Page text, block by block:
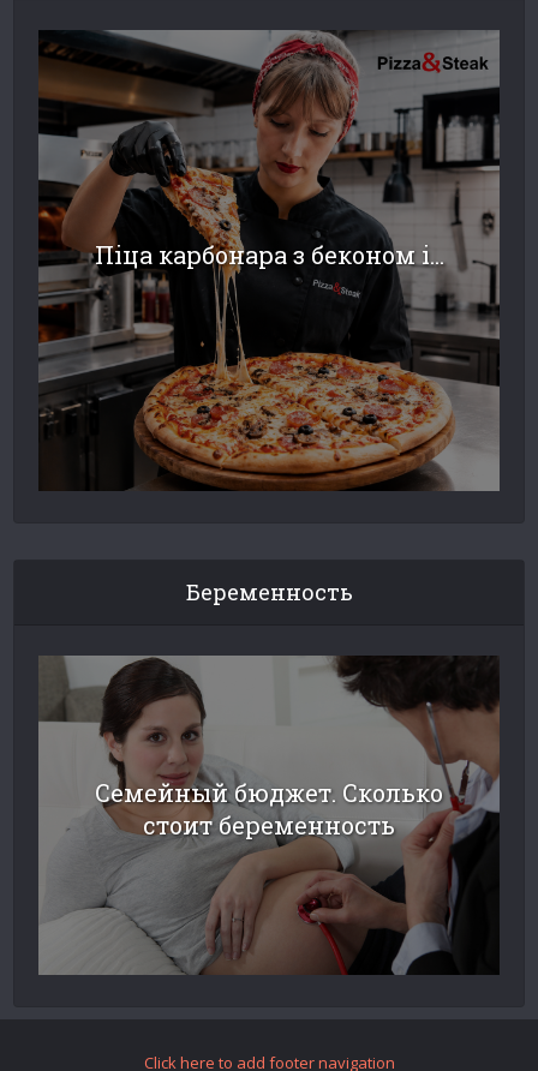
Піца карбонара з беконом і...
Беременность
Семейный бюджет. Сколько
стоит беременность
Click here to add footer navigation